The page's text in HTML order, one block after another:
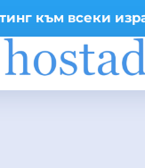
към всеки